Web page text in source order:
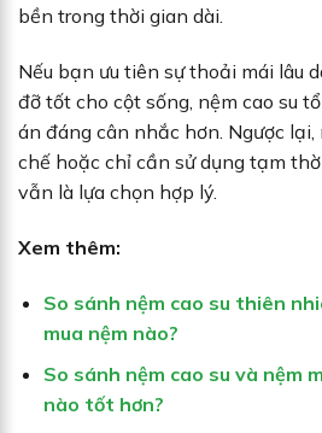
bền trong thời gian dài.
Nếu bạn ưu tiên sự thoải mái lâu
đỡ tốt cho cột sống, nệm cao su
án đáng cân nhắc hơn. Ngược
chế hoặc chỉ cần sử dụng tạm
vẫn là lựa chọn hợp lý.
Xem thêm:
So sánh nệm cao su thiên
mua nệm nào?
So sánh nệm cao su và nệm
nào tốt hơn?